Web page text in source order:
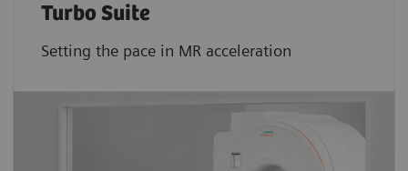
Turbo Suite
Setting the pace in MR acceleration